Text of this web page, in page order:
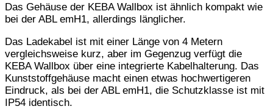
Das Gehäuse der KEBA Wallbox ist ähnlich kompakt wie
bei der ABL emH1, allerdings länglicher.
Das Ladekabel ist mit einer Länge von 4 Metern
vergleichsweise kurz, aber im Gegenzug verfügt die
KEBA Wallbox über eine integrierte Kabelhalterung. Das
Kunststoffgehäuse macht einen etwas hochwertigeren
Eindruck, als bei der ABL emH1, die Schutzklasse ist mit
IP54 identisch.